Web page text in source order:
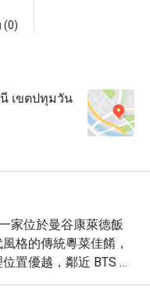
(0)
เขตปทุมวัน
家位於曼谷康萊德飯
格的傳統粵菜佳餚，
置優越，鄰近 BTS